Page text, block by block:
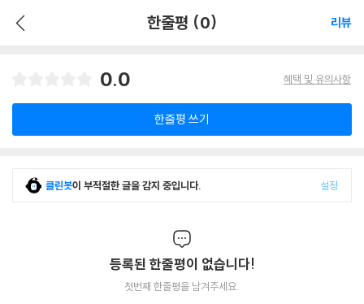
한줄평 (0) 리뷰
0.0 혜택 및 유의사항
한줄평 쓰기
클린봇이 부적절한 글을 감지 중입니다. 설정
등록된 한줄평이 없습니다!
첫번째 한줄평을 남겨주세요.